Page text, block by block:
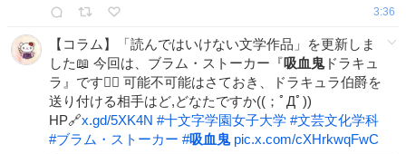
3:36
【コラム】「読んではいけない文学作品」を更新しま
した📖 今回は、ブラム・ストーカー『吸血鬼ドラキュ
ラ』です🧛‍♂️ 可能不可能はさておき、ドラキュラ伯爵を
送り付ける相手はど,どなたですか((；ﾟДﾟ))
HP🔗x.gd/5XK4N #十文字学園女子大学 #文芸文化学科
#ブラム・ストーカー #吸血鬼 pic.x.com/cXHrkwqFwC